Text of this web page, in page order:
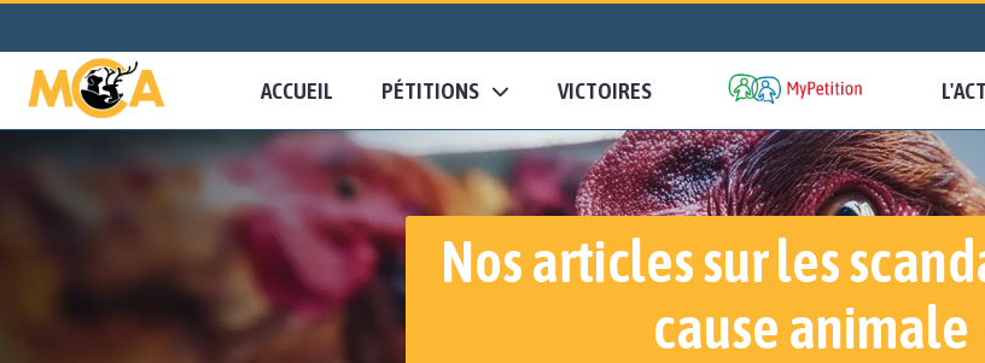
ACCUEIL PÉTITIONS VICTOIRES
Nos articles sur les
cause animale